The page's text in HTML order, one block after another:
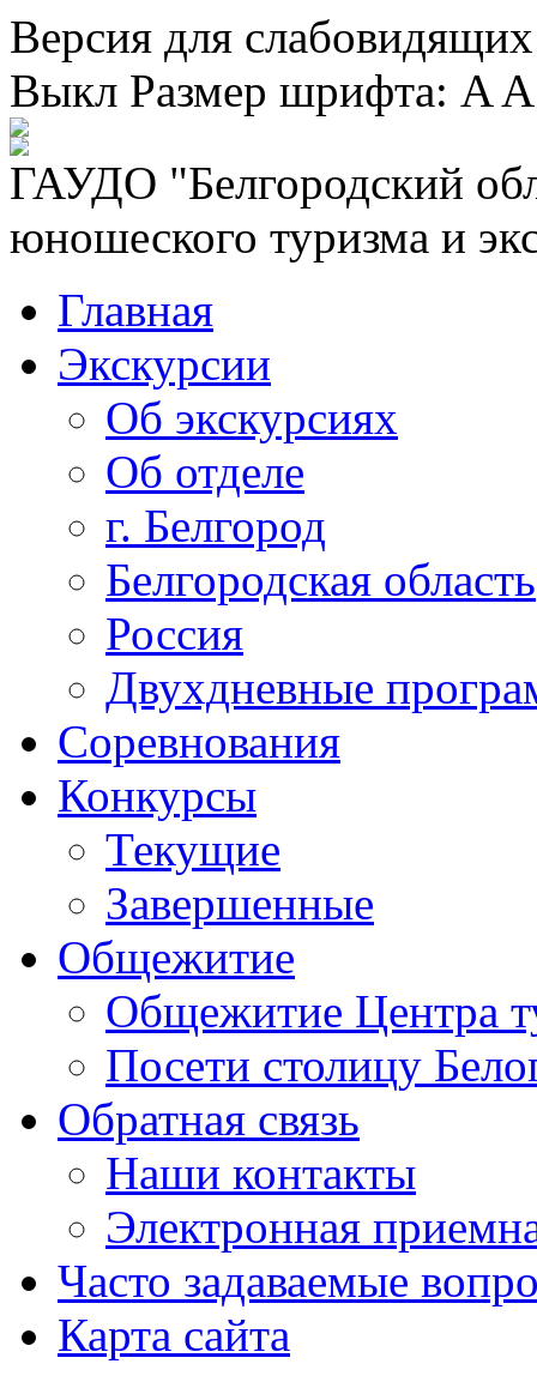
Версия для
Выкл Размер шрифта: A A
ГАУДО "Белгородский
юношеского туризма и
Главная
Экскурсии
Об экскурсиях
Об отделе
г. Белгород
Белгородская область
Россия
Двухдневные
Соревнования
Конкурсы
Текущие
Завершенные
Общежитие
Общежитие Центра
Посети столицу
Обратная связь
Наши контакты
Электронная
Часто задаваемые
Карта сайта